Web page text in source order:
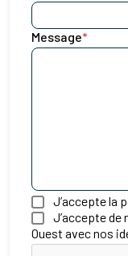
Message*
J’accepte la
J’accepte de
Ouest avec nos